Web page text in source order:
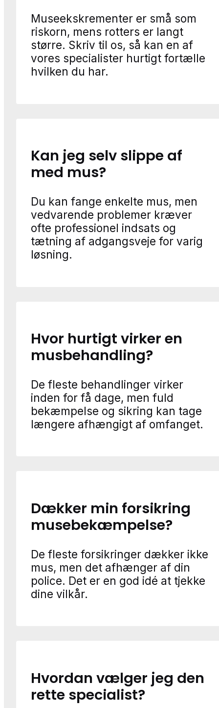
Museekskrementer er små som
riskorn, mens rotters er langt
større. Skriv til os, så kan en af
vores specialister hurtigt fortælle
hvilken du har.
Kan jeg selv slippe af
med mus?
Du kan fange enkelte mus, men
vedvarende problemer kræver
ofte professionel indsats og
tætning af adgangsveje for varig
løsning.
Hvor hurtigt virker en
musbehandling?
De fleste behandlinger virker
inden for få dage, men fuld
bekæmpelse og sikring kan tage
længere afhængigt af omfanget.
Dækker min forsikring
musebekæmpelse?
De fleste forsikringer dækker ikke
mus, men det afhænger af din
police. Det er en god idé at tjekke
dine vilkår.
Hvordan vælger jeg den
rette specialist?